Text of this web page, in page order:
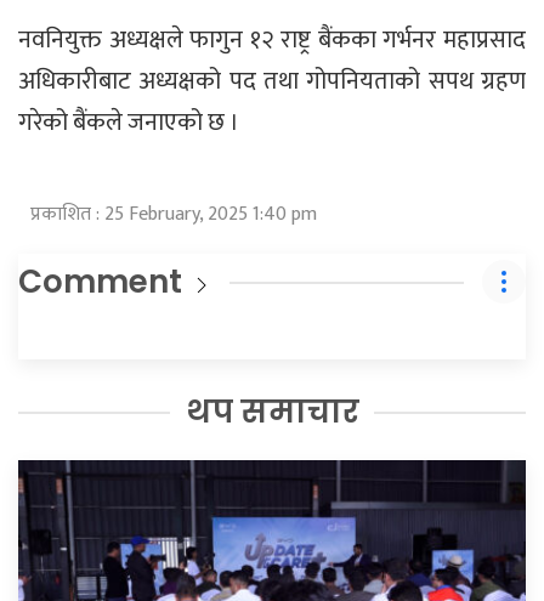
नवनियुक्त अध्यक्षले फागुन १२ राष्ट्र बैंकका गर्भनर महाप्रसाद
अधिकारीबाट अध्यक्षको पद तथा गोपनियताको सपथ ग्रहण
गरेको बैंकले जनाएको छ ।
प्रकाशित : 25 February, 2025 1:40 pm
Comment
थप समाचार